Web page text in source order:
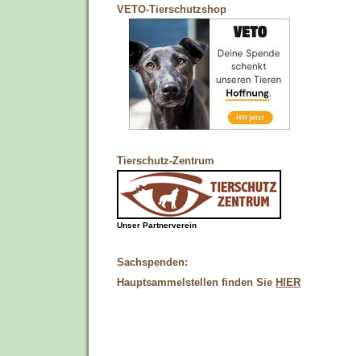
VETO-Tierschutzshop
Tierschutz-Zentrum
Unser Partnerverein
Sachspenden:
Hauptsammelstellen finden Sie HIER